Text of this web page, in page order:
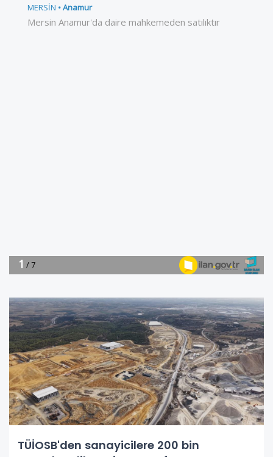
TÜİOSB'den sanayicilere 200 bin